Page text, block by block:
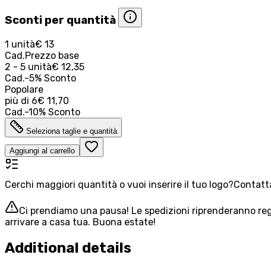
Sconti per quantità
1 unità€ 13
Cad.Prezzo base
2 - 5 unità€ 12,35
Cad.-5% Sconto
Popolare
più di 6€ 11,70
Cad.-10% Sconto
Seleziona taglie e quantità
Aggiungi al carrello
Cerchi maggiori quantità o vuoi inserire il tuo logo?
Ci prendiamo una pausa! Le spedizioni riprenderanno
arrivare a casa tua. Buona estate!
Additional details